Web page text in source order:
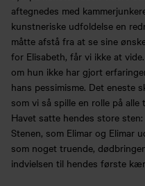
aftegnedes med
kunstneriske udfoldelse en
måtte afstå fra at se sine
for Elisabeth, får vi ikke at
om hun ikke har gjort
hans pessimisme. Det eneste
som vi så spille en rolle på
Havet satte hendes store
Stenen, som Elimar og Elimar
som noget truende,
indvielsen til hendes første